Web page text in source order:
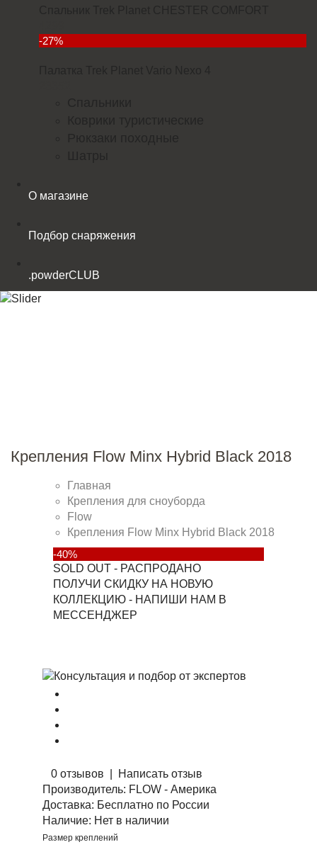
-27%
О магазине
Подбор снаряжения
.powderCLUB
Крепления Flow Minx Hybrid Black 2018
Главная
Крепления для сноуборда
Flow
Крепления Flow Minx Hybrid Black 2018
-40%
SOLD OUT - РАСПРОДАНО
ПОЛУЧИ СКИДКУ НА НОВУЮ
КОЛЛЕКЦИЮ - НАПИШИ НАМ В
МЕССЕНДЖЕР
0 отзывов
Написать отзыв
Производитель: FLOW - Америка
Доставка: Бесплатно по России
Наличие: Нет в наличии
Размер креплений